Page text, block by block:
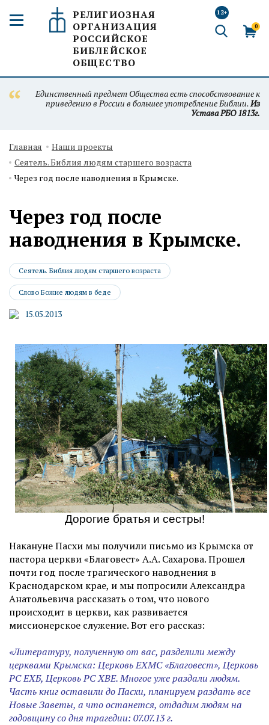
РЕЛИГИОЗНАЯ
ОРГАНИЗАЦИЯ
РОССИЙСКОЕ
БИБЛЕЙСКОЕ
ОБЩЕСТВО
12+
0
Единственный предмет Общества есть способствование к
приведению в России в большее употребление Библии.Из
Устава РБО 1813г.
Главная
Наши проекты
Сеятель. Библия людям старшего возраста
Через год после наводнения в Крымске.
Через год после
наводнения в Крымске.
Сеятель. Библия людям старшего возраста
Слово Божие людям в беде
15.05.2013
Дорогие братья и сестры!
Накануне Пасхи мы получили письмо из Крымска от
пастора церкви «Благовест» А.А. Сахарова. Прошел
почти год после трагического наводнения в
Краснодарском крае, и мы попросили Александра
Анатольевича рассказать о том, что нового
происходит в церкви, как развивается
миссионерское служение. Вот его рассказ:
«Литературу, полученную от вас, разделили между
церквами Крымска: Церковь ЕХМС «Благовест», Церковь
РС ЕХБ, Церковь РС ХВЕ. Многое уже раздали людям.
Часть книг оставили до Пасхи, планируем раздать все
Новые Заветы, а что останется, отдадим людям на
годовщину со дня трагедии: 07.07.13 г.